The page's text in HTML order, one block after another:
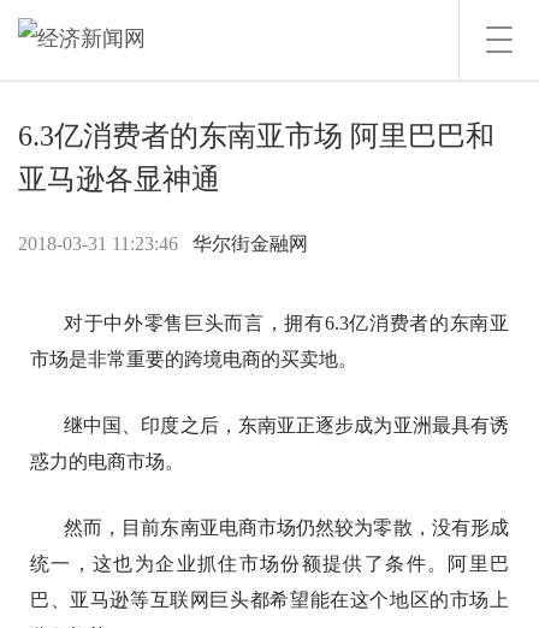
6.3亿消费者的东南亚市场 阿里巴巴和
亚马逊各显神通
2018-03-31 11:23:46 华尔街金融网
对于中外零售巨头而言，拥有6.3亿消费者的东南亚
市场是非常重要的跨境电商的买卖地。
继中国、印度之后，东南亚正逐步成为亚洲最具有诱
惑力的电商市场。
然而，目前东南亚电商市场仍然较为零散，没有形成
统一，这也为企业抓住市场份额提供了条件。阿里巴
巴、亚马逊等互联网巨头都希望能在这个地区的市场上